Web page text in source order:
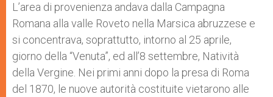
L’area di provenienza andava dalla Campagna
Romana alla valle Roveto nella Marsica abruzzese e
si concentrava, soprattutto, intorno al 25 aprile,
giorno della “Venuta”, ed all’8 settembre, Natività
della Vergine. Nei primi anni dopo la presa di Roma
del 1870, le nuove autorità costituite vietarono alle